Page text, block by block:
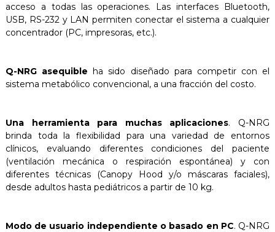
acceso a todas las operaciones. Las interfaces Bluetooth,
USB, RS-232 y LAN permiten conectar el sistema a cualquier
concentrador (PC, impresoras, etc.).
Q-NRG asequible ha sido diseñado para competir con el
sistema metabólico convencional, a una fracción del costo.
Una herramienta para muchas aplicaciones. Q-NRG
brinda toda la flexibilidad para una variedad de entornos
clínicos, evaluando diferentes condiciones del paciente
(ventilación mecánica o respiración espontánea) y con
diferentes técnicas (Canopy Hood y/o máscaras faciales),
desde adultos hasta pediátricos a partir de 10 kg.
Modo de usuario independiente o basado en PC. Q-NRG